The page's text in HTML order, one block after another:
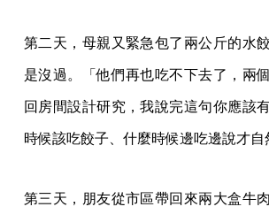
第二天，母親又緊急包了兩公斤的水
是沒過。「他們再也吃不下去了，兩
回房間設計研究，我說完這句你應該
時候該吃餃子、什麼時候邊吃邊說才
第三天，朋友從市區帶回來兩大盒牛